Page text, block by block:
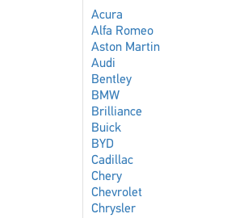
Acura
Alfa Romeo
Aston Martin
Audi
Bentley
BMW
Brilliance
Buick
BYD
Cadillac
Chery
Chevrolet
Chrysler